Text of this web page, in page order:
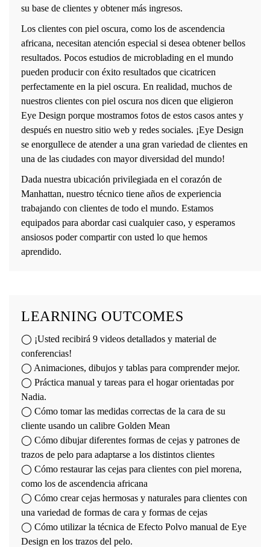
su base de clientes y obtener más ingresos.
Los clientes con piel oscura, como los de ascendencia
africana, necesitan atención especial si desea obtener bellos
resultados. Pocos estudios de microblading en el mundo
pueden producir con éxito resultados que cicatricen
perfectamente en la piel oscura. En realidad, muchos de
nuestros clientes con piel oscura nos dicen que eligieron
Eye Design porque mostramos fotos de estos casos antes y
después en nuestro sitio web y redes sociales. ¡Eye Design
se enorgullece de atender a una gran variedad de clientes en
una de las ciudades con mayor diversidad del mundo!
Dada nuestra ubicación privilegiada en el corazón de
Manhattan, nuestro técnico tiene años de experiencia
trabajando con clientes de todo el mundo. Estamos
equipados para abordar casi cualquier caso, y esperamos
ansiosos poder compartir con usted lo que hemos
aprendido.
LEARNING OUTCOMES
◯ ¡Usted recibirá 9 videos detallados y material de
conferencias!
◯ Animaciones, dibujos y tablas para comprender mejor.
◯ Práctica manual y tareas para el hogar orientadas por
Nadia.
◯ Cómo tomar las medidas correctas de la cara de su
cliente usando un calibre Golden Mean
◯ Cómo dibujar diferentes formas de cejas y patrones de
trazos de pelo para adaptarse a los distintos clientes
◯ Cómo restaurar las cejas para clientes con piel morena,
como los de ascendencia africana
◯ Cómo crear cejas hermosas y naturales para clientes con
una variedad de formas de cara y formas de cejas
◯ Cómo utilizar la técnica de Efecto Polvo manual de Eye
Design en los trazos del pelo.